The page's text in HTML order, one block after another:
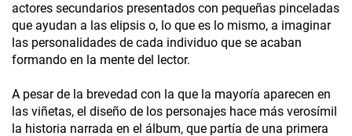
actores secundarios presentados con pequeñas pinceladas
que ayudan a las elipsis o, lo que es lo mismo, a imaginar
las personalidades de cada individuo que se acaban
formando en la mente del lector.
A pesar de la brevedad con la que la mayoría aparecen en
las viñetas, el diseño de los personajes hace más verosímil
la historia narrada en el álbum, que partía de una primera